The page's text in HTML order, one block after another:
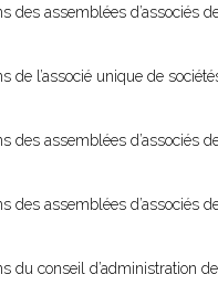
des assemblées d’associés
de l’associé unique de
des assemblées d’associés
des assemblées d’associés
du conseil d’administration